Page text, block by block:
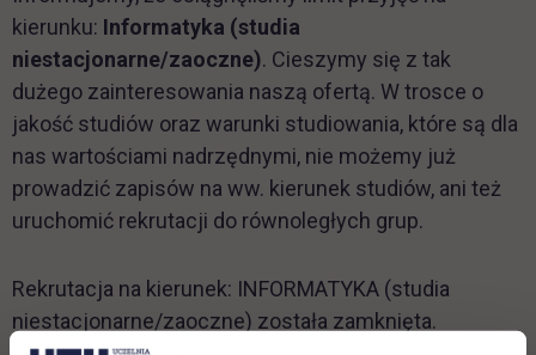
kierunku: Informatyka (studia
niestacjonarne/zaoczne). Cieszymy się z tak
dużego zainteresowania naszą ofertą. W trosce o
jakość studiów oraz warunki studiowania, które są dla
nas wartościami nadrzędnymi, nie możemy już
prowadzić zapisów na ww. kierunek studiów, ani też
uruchomić rekrutacji do równoległych grup.
Rekrutacja na kierunek: INFORMATYKA (studia
niestacjonarne/zaoczne) została zamknięta.